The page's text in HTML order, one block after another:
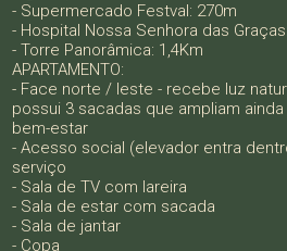
- Supermercado Festval: 270m
- Hospital Nossa Senhora das
- Torre Panorâmica: 1,4Km
APARTAMENTO:
- Face norte / leste - recebe luz
possui 3 sacadas que ampliam
bem-estar
- Acesso social (elevador entra
serviço
- Sala de TV com lareira
- Sala de estar com sacada
- Sala de jantar
- Copa